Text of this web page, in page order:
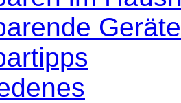
Geräte